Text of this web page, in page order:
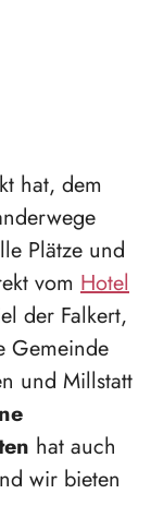
hat, dem
Plätze und
vom Hotel
der Falkert,
Gemeinde
und Millstatt
hat auch
wir bieten